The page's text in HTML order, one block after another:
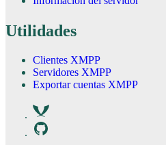
Utilidades
Clientes XMPP
Servidores XMPP
Exportar cuentas XMPP
xmpp